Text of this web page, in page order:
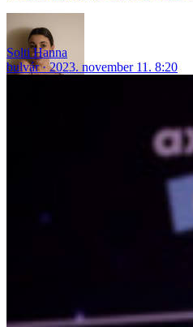
Solti Hanna
bulvár
2023. november 11. 8:20